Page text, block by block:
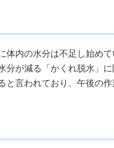
体内の水分は不足し始め
分が減る「かくれ脱水」
と言われており、午後の